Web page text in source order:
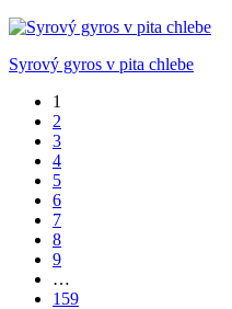
Syrový gyros v pita chlebe
1
2
3
4
5
6
7
8
9
…
159